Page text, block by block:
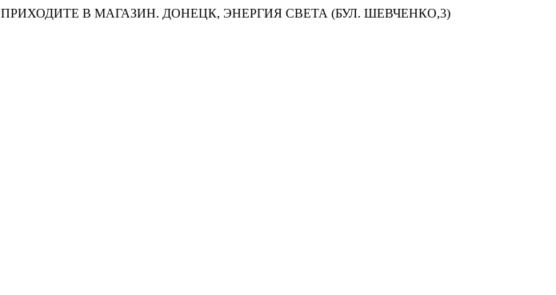
ПРИХОДИТЕ В МАГАЗИН. ДОНЕЦК, ЭНЕРГИЯ СВЕТА (БУЛ. ШЕВЧЕНКО,3)